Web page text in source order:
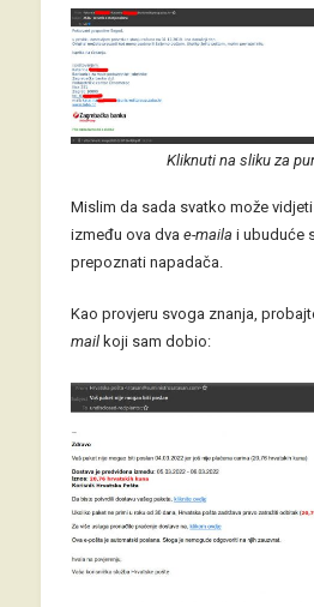
Kliknuti na sliku za
Mislim da sada svatko može
između ova dva e-maila i ubuduće
prepoznati napadača.
Kao provjeru svoga znanja,
mailkoji sam dobio: